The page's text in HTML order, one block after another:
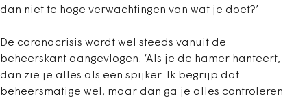
dan niet te hoge verwachtingen van wat je doet?’
De coronacrisis wordt wel steeds vanuit de
beheerskant aangevlogen. ‘Als je de hamer hanteert,
dan zie je alles als een spijker. Ik begrijp dat
beheersmatige wel, maar dan ga je alles controleren